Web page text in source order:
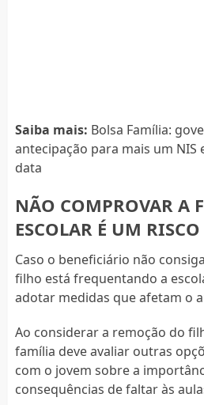
Saiba mais: Bolsa Família:
antecipação para mais um
data
NÃO COMPROVAR A
ESCOLAR É UM RISCO
Caso o beneficiário não
filho está frequentando a
adotar medidas que afetam o
Ao considerar a remoção do
família deve avaliar outras
com o jovem sobre a
consequências de faltar às